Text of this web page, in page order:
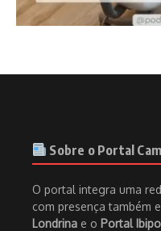
Sobre o Portal
O portal integra uma
com presença também
Londrina e o Portal